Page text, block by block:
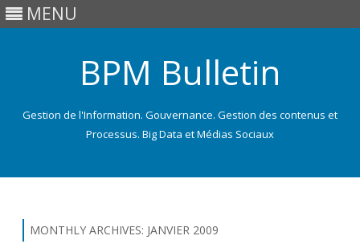
MENU
BPM Bulletin
Gestion de l'Information. Gouvernance. Gestion des contenus et
Processus. Big Data et Médias Sociaux
MONTHLY ARCHIVES: JANVIER 2009